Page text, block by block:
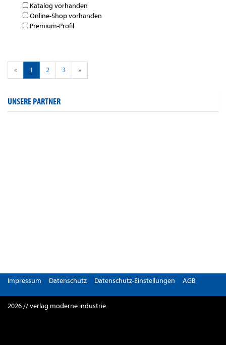
Katalog vorhanden
Online-Shop vorhanden
Premium-Profil
« 1 2 3 »
UNSERE PARTNER
Impressum Datenschutz Datenschutz-Einstellungen AGB
2026 // verlag moderne industrie